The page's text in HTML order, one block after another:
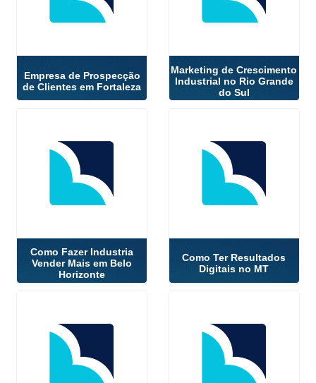
Empresa de Prospecção
de Clientes em Fortaleza
Marketing de Crescimento
Industrial no Rio Grande
do Sul
Como Fazer Industria
Vender Mais em Belo
Horizonte
Como Ter Resultados
Digitais no MT